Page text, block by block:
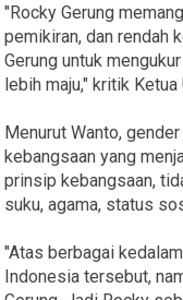
"Rocky Gerung
pemikiran, dan rendah
Gerung untuk
lebih maju," kritik
Menurut Wanto,
kebangsaan yang
prinsip kebangsaan,
suku, agama, status
"Atas berbagai
Indonesia tersebut,